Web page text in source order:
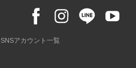
SNSアカウント一覧